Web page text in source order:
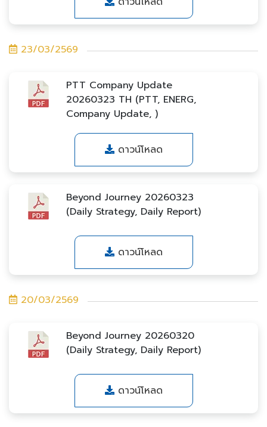
23/03/2569
PTT Company Update
20260323 TH (PTT, ENERG,
Company Update, )
ดาวน์โหลด
Beyond Journey 20260323
(Daily Strategy, Daily Report)
ดาวน์โหลด
20/03/2569
Beyond Journey 20260320
(Daily Strategy, Daily Report)
ดาวน์โหลด